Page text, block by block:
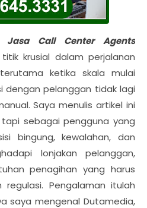
Jasa Call Center Agents
krusial dalam perjalanan
ketika skala mulai
dengan pelanggan tidak lagi
Saya menulis artikel ini
sebagai pengguna yang
bingung, kewalahan, dan
lonjakan pelanggan,
penagihan yang harus
Pengalaman itulah
saya mengenal Dutamedia,